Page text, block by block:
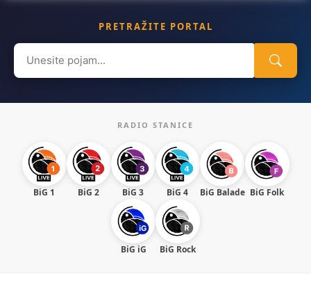
PRETRAŽITE PORTAL
Search
for:
RADIO STANICE
BiG 1 BiG 2 BiG 3 BiG 4 BiG Balade BiG Folk
BiG iG BiG Rock